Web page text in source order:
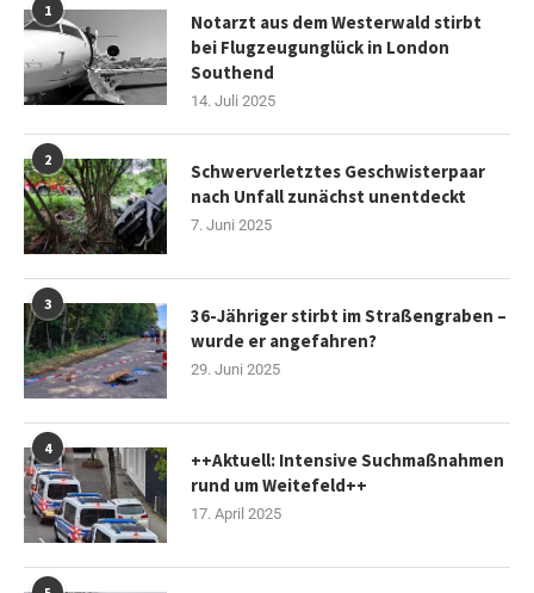
1
Notarzt aus dem Westerwald stirbt
bei Flugzeugunglück in London
Southend
14. Juli 2025
2
Schwerverletztes Geschwisterpaar
nach Unfall zunächst unentdeckt
7. Juni 2025
3
36-Jähriger stirbt im Straßengraben –
wurde er angefahren?
29. Juni 2025
4
++Aktuell: Intensive Suchmaßnahmen
rund um Weitefeld++
17. April 2025